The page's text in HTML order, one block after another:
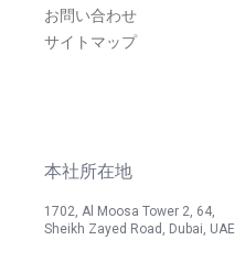
お問い合わせ
サイトマップ
本社所在地
1702, Al Moosa Tower 2, 64,
Sheikh Zayed Road, Dubai, UAE